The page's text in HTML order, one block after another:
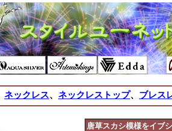
ネックレス、 ネックレストップ、 ブレス
唐草スカシ模様をイブ